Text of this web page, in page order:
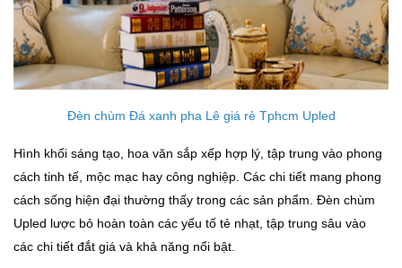
Đèn chùm Đá xanh pha Lê giá rẻ Tphcm Upled
Hình khối sáng tạo, hoa văn sắp xếp hợp lý, tập trung vào phong
cách tinh tế, mộc mạc hay công nghiệp. Các chi tiết mang phong
cách sống hiện đại thường thấy trong các sản phẩm. Đèn chùm
Upled lược bỏ hoàn toàn các yếu tố tẻ nhạt, tập trung sâu vào
các chi tiết đắt giá và khả năng nổi bật.